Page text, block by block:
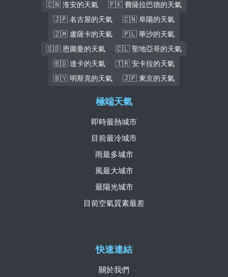
🇨🇳 淮安的天氣
🇵🇰 費薩拉巴德的天氣
🇯🇵 名古屋的天氣
🇨🇳 阜陽的天氣
🇿🇲 盧薩卡的天氣
🇵🇱 華沙的天氣
🇸🇩 恩圖曼的天氣
🇨🇱 聖地亞哥的天氣
🇧🇩 達卡的天氣
🇹🇷 安卡拉的天氣
🇧🇾 明斯克的天氣
🇯🇵 東京的天氣
快速連結
關於我們
極端天氣
即時最熱城市
目前最冷城市
雨最多城市
風最大城市
最陽光城市
目前空氣質素最差